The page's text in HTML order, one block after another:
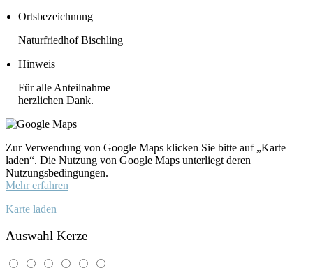
Ortsbezeichnung
Naturfriedhof Bischling
Hinweis
Für alle Anteilnahme
herzlichen Dank.
Zur Verwendung von Google Maps klicken Sie bitte auf „Karte
laden“. Die Nutzung von Google Maps unterliegt deren
Nutzungsbedingungen.
Mehr erfahren
Karte laden
Auswahl Kerze